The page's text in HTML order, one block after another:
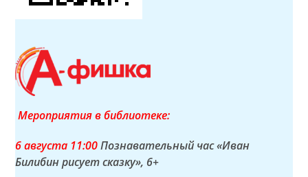
Мероприятия в библиотеке:
6 августа 11:00Познавательный час «Иван
Билибин рисует сказку», 6+